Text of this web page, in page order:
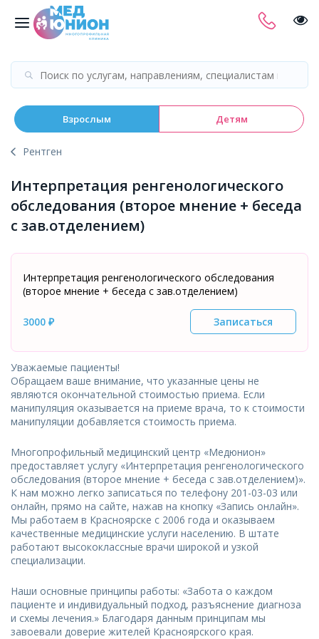
Взрослым Детям
Рентген
Интерпретация ренгенологического
обследования (второе мнение + беседа
с зав.отделением)
Интерпретация ренгенологического обследования
(второе мнение + беседа с зав.отделением)
3000 ₽ Записаться
Уважаемые пациенты!
Обращаем ваше внимание, что указанные цены не
являются окончательной стоимостью приема. Если
манипуляция оказывается на приеме врача, то к стоимости
манипуляции добавляется стоимость приема.
Многопрофильный медицинский центр «Медюнион»
предоставляет услугу «Интерпретация ренгенологического
обследования (второе мнение + беседа с зав.отделением)».
К нам можно легко записаться по телефону 201-03-03 или
онлайн, прямо на сайте, нажав на кнопку «Запись онлайн».
Мы работаем в Красноярске с 2006 года и оказываем
качественные медицинские услуги населению. В штате
работают высококлассные врачи широкой и узкой
специализации.
Наши основные принципы работы: «Забота о каждом
пациенте и индивидуальный подход, разъяснение диагноза
и схемы лечения.» Благодаря данным принципам мы
завоевали доверие жителей Красноярского края.